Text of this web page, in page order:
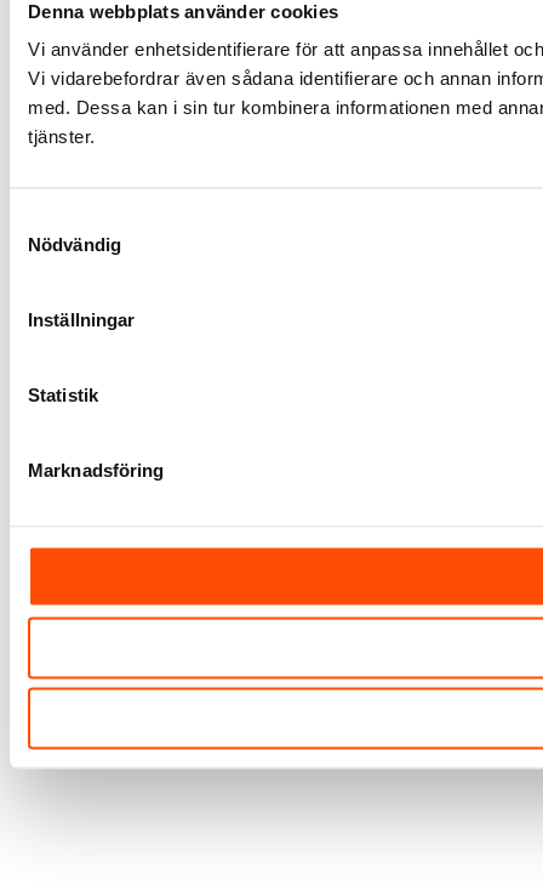
Denna webbplats använder cookies
Vi använder enhetsidentifierare för att anpassa innehållet
Vi vidarebefordrar även sådana identifierare och annan
med. Dessa kan i sin tur kombinera informationen med
tjänster.
Nödvändig
Inställningar
Statistik
Marknadsföring